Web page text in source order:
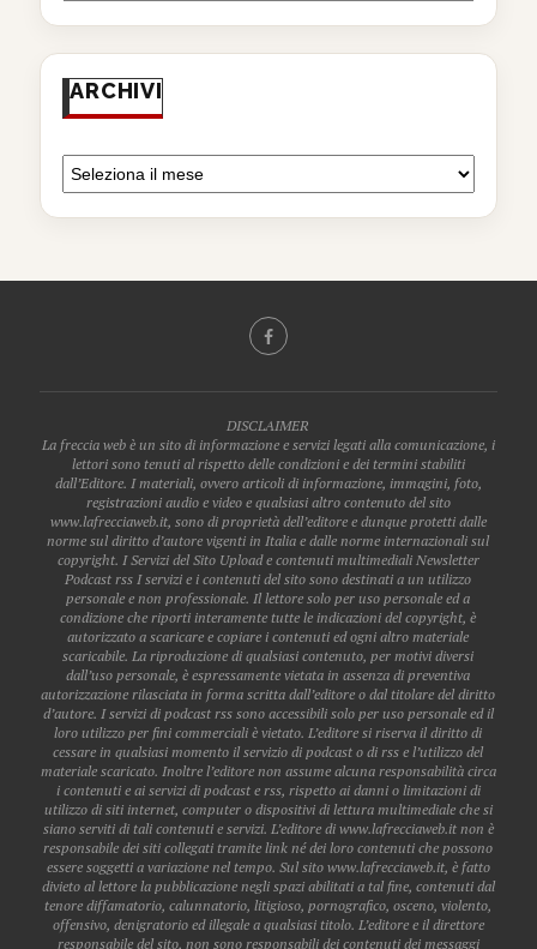
ARCHIVI
DISCLAIMER
La freccia web è un sito di informazione e servizi legati alla comunicazione, i
lettori sono tenuti al rispetto delle condizioni e dei termini stabiliti
dall’Editore. I materiali, ovvero articoli di informazione, immagini, foto,
registrazioni audio e video e qualsiasi altro contenuto del sito
www.lafrecciaweb.it, sono di proprietà dell’editore e dunque protetti dalle
norme sul diritto d’autore vigenti in Italia e dalle norme internazionali sul
copyright. I Servizi del Sito Upload e contenuti multimediali Newsletter
Podcast rss I servizi e i contenuti del sito sono destinati a un utilizzo
personale e non professionale. Il lettore solo per uso personale ed a
condizione che riporti interamente tutte le indicazioni del copyright, è
autorizzato a scaricare e copiare i contenuti ed ogni altro materiale
scaricabile. La riproduzione di qualsiasi contenuto, per motivi diversi
dall’uso personale, è espressamente vietata in assenza di preventiva
autorizzazione rilasciata in forma scritta dall’editore o dal titolare del diritto
d’autore. I servizi di podcast rss sono accessibili solo per uso personale ed il
loro utilizzo per fini commerciali è vietato. L’editore si riserva il diritto di
cessare in qualsiasi momento il servizio di podcast o di rss e l’utilizzo del
materiale scaricato. Inoltre l’editore non assume alcuna responsabilità circa
i contenuti e ai servizi di podcast e rss, rispetto ai danni o limitazioni di
utilizzo di siti internet, computer o dispositivi di lettura multimediale che si
siano serviti di tali contenuti e servizi. L’editore di www.lafrecciaweb.it non è
responsabile dei siti collegati tramite link né dei loro contenuti che possono
essere soggetti a variazione nel tempo. Sul sito www.lafrecciaweb.it, è fatto
divieto al lettore la pubblicazione negli spazi abilitati a tal fine, contenuti dal
tenore diffamatorio, calunnatorio, litigioso, pornografico, osceno, violento,
offensivo, denigratorio ed illegale a qualsiasi titolo. L’editore e il direttore
responsabile del sito, non sono responsabili dei contenuti dei messaggi